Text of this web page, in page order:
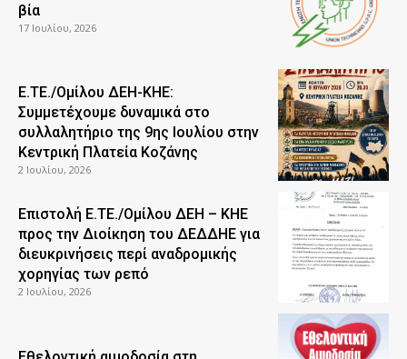
βία
17 Ιουλίου, 2026
Ε.ΤΕ./Ομίλου ΔΕΗ-ΚΗΕ:
Συμμετέχουμε δυναμικά στο
συλλαλητήριο της 9ης Ιουλίου στην
Κεντρική Πλατεία Κοζάνης
2 Ιουλίου, 2026
Επιστολή Ε.ΤΕ./Ομίλου ΔΕΗ – ΚΗΕ
προς την Διοίκηση του ΔΕΔΔΗΕ για
διευκρινήσεις περί αναδρομικής
χορηγίας των ρεπό
2 Ιουλίου, 2026